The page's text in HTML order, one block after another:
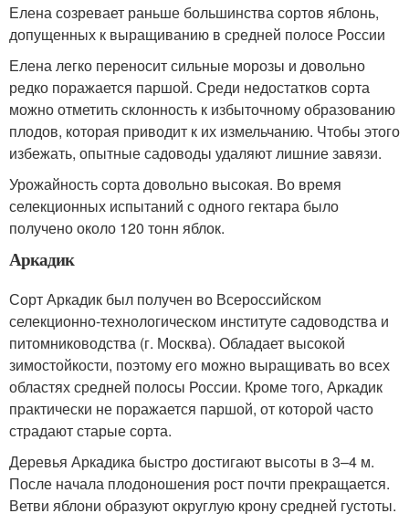
Елена созревает раньше большинства сортов яблонь,
допущенных к выращиванию в средней полосе России
Елена легко переносит сильные морозы и довольно
редко поражается паршой. Среди недостатков сорта
можно отметить склонность к избыточному образованию
плодов, которая приводит к их измельчанию. Чтобы этого
избежать, опытные садоводы удаляют лишние завязи.
Урожайность сорта довольно высокая. Во время
селекционных испытаний с одного гектара было
получено около 120 тонн яблок.
Аркадик
Сорт Аркадик был получен во Всероссийском
селекционно-технологическом институте садоводства и
питомниководства (г. Москва). Обладает высокой
зимостойкости, поэтому его можно выращивать во всех
областях средней полосы России. Кроме того, Аркадик
практически не поражается паршой, от которой часто
страдают старые сорта.
Деревья Аркадика быстро достигают высоты в 3–4 м.
После начала плодоношения рост почти прекращается.
Ветви яблони образуют округлую крону средней густоты.